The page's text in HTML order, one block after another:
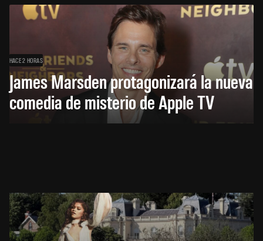
HACE 2 HORAS
James Marsden protagonizará la nueva
comedia de misterio de Apple TV